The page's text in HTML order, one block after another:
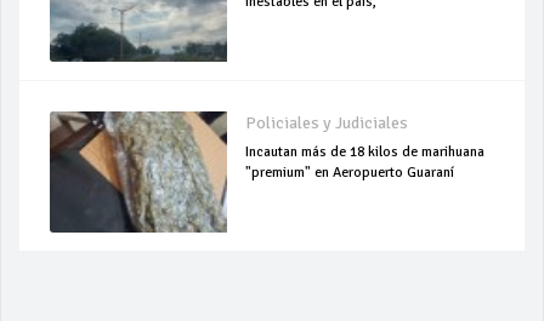
Policiales y Judiciales
Incautan más de 18 kilos de marihuana
"premium" en Aeropuerto Guaraní